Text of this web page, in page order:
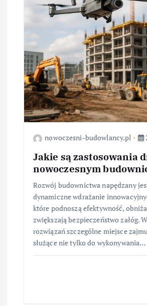
nowoczesni-budowlancy.pl
Jakie są zastosowania
nowoczesnym
Rozwój budownictwa napędzany
dynamiczne wdrażanie
które podnoszą efektywność,
zwiększają bezpieczeństwo załóg.
rozwiązań szczególne miejsce
służące nie tylko do wykonywania…